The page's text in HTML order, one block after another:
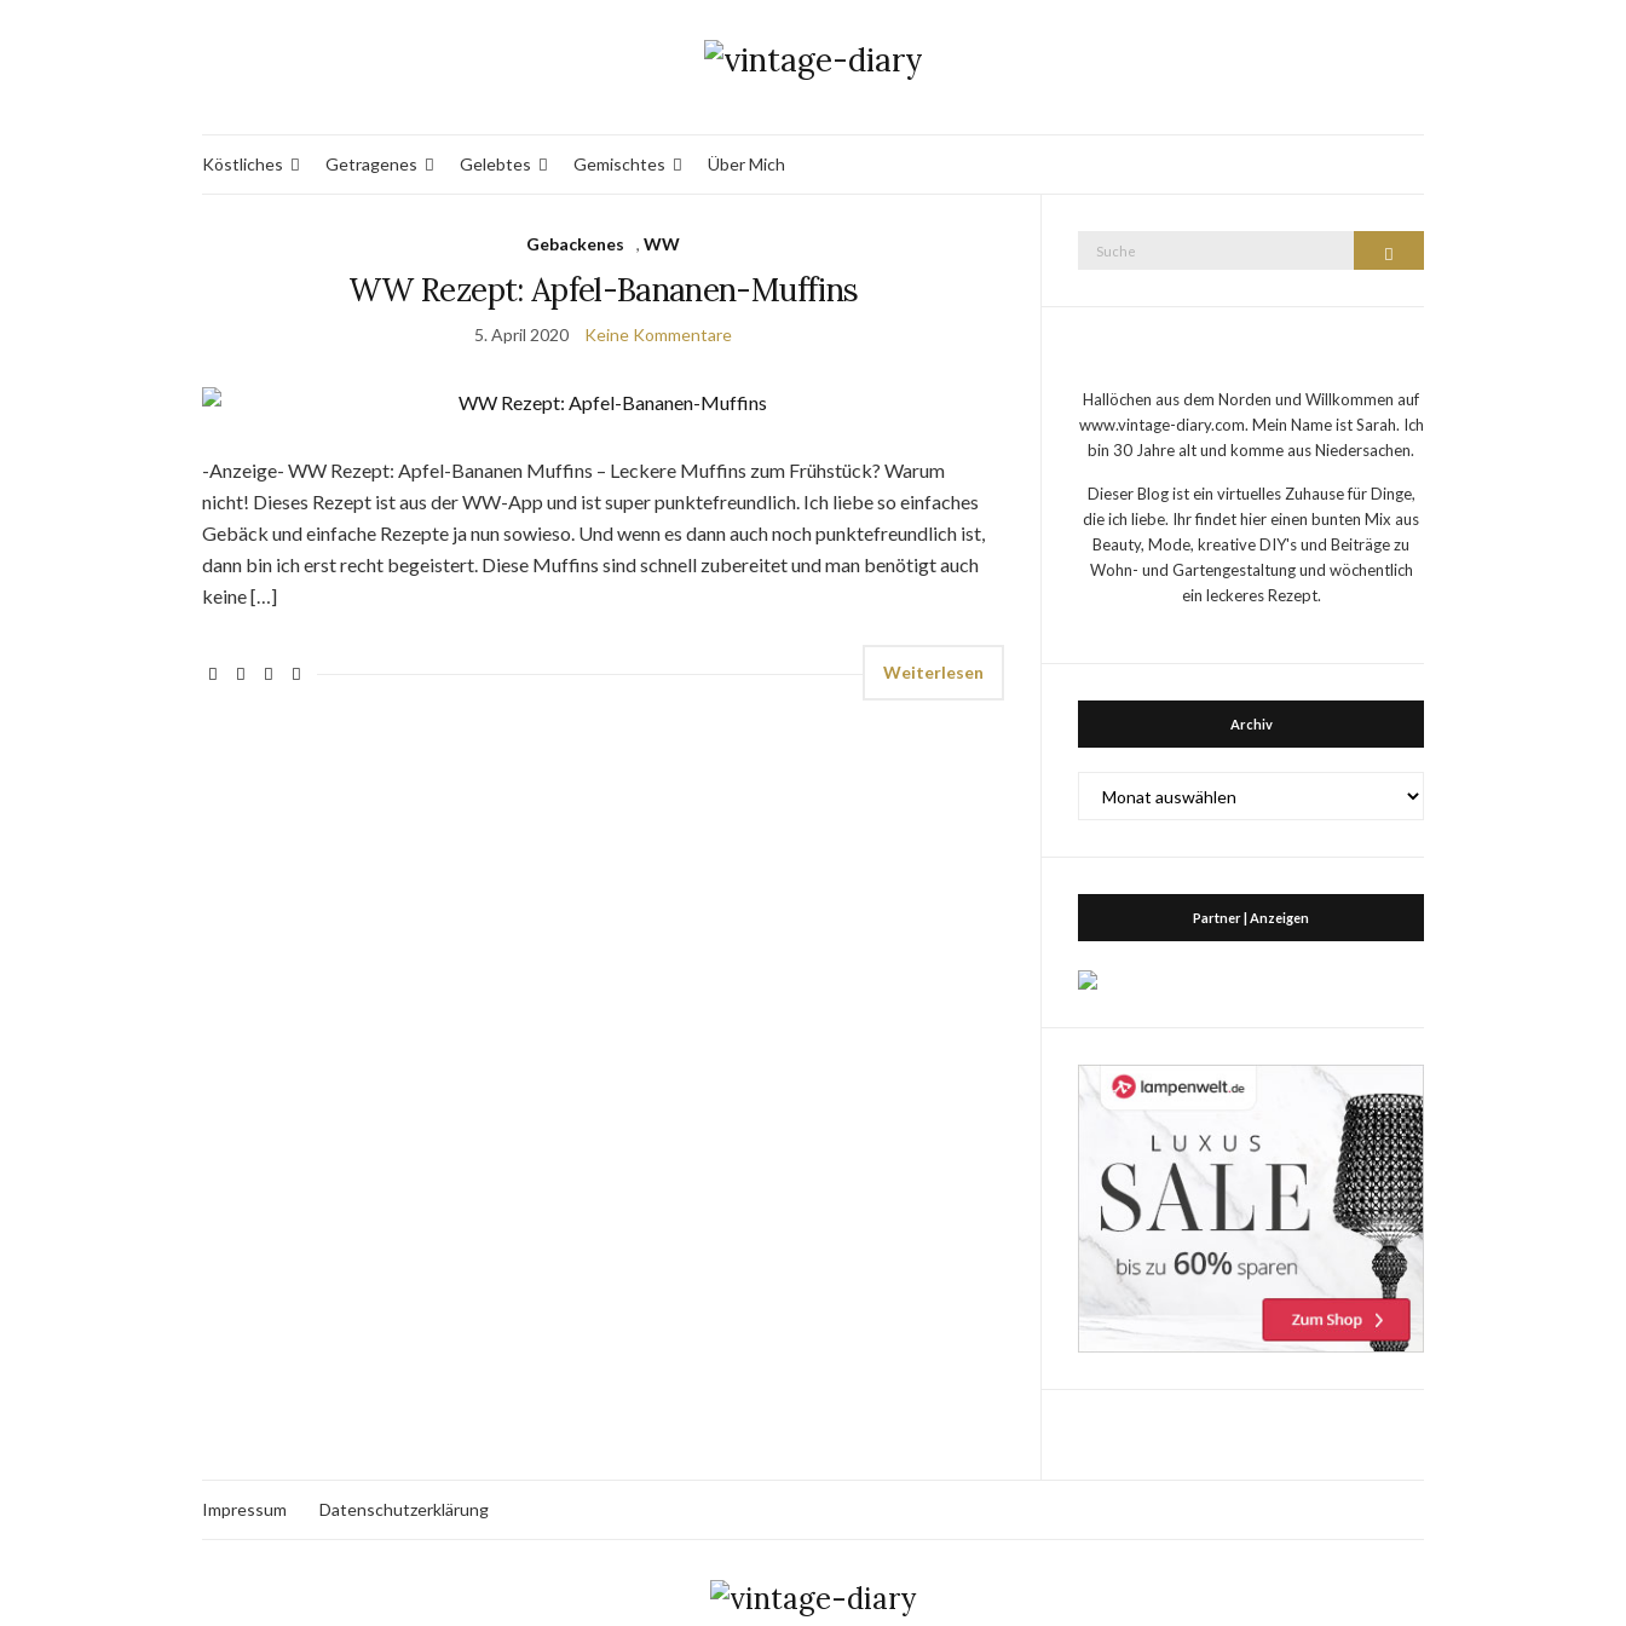
Köstliches Getragenes Gelebtes Gemischtes Über Mich
Gebackenes ,WW
WW Rezept: Apfel-Bananen-Muffins
5. April 2020 Keine Kommentare
-Anzeige- WW Rezept: Apfel-Bananen Muffins – Leckere Muffins zum Frühstück? Warum
nicht! Dieses Rezept ist aus der WW-App und ist super punktefreundlich. Ich liebe so einfaches
Gebäck und einfache Rezepte ja nun sowieso. Und wenn es dann auch noch punktefreundlich ist,
dann bin ich erst recht begeistert. Diese Muffins sind schnell zubereitet und man benötigt auch
keine […]
Weiterlesen
Suche
Hallöchen aus dem Norden und Willkommen auf
www.vintage-diary.com. Mein Name ist Sarah. Ich
bin 30 Jahre alt und komme aus Niedersachen.
Dieser Blog ist ein virtuelles Zuhause für Dinge,
die ich liebe. Ihr findet hier einen bunten Mix aus
Beauty, Mode, kreative DIY's und Beiträge zu
Wohn- und Gartengestaltung und wöchentlich
ein leckeres Rezept.
Archiv
Partner | Anzeigen
Impressum Datenschutzerklärung